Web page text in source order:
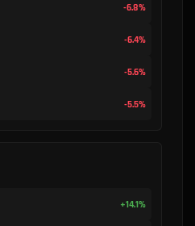
-6.8%
-6.4%
-5.6%
-5.5%
+14.1%